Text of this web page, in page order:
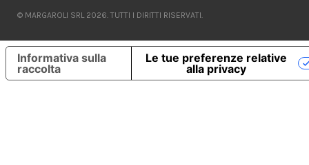
© MARGAROLI SRL 2026. TUTTI I DIRITTI RISERVATI.
Informativa sulla
raccolta
Le tue preferenze relative
alla privacy